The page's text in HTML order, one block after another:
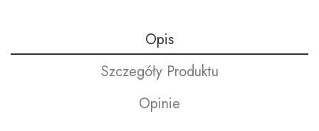
Opis
Szczegóły Produktu
Opinie